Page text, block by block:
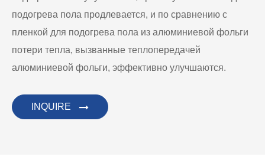
подогрева пола продлевается, и по сравнению с
пленкой для подогрева пола из алюминиевой фольги
потери тепла, вызванные теплопередачей
алюминиевой фольги, эффективно улучшаются.
INQUIRE